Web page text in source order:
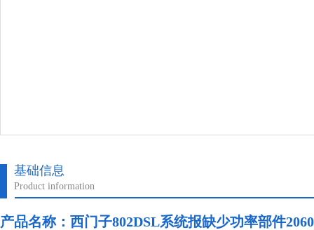
基础信息
Product information
产品名称： 西门子802DSL系统报缺少功率部件